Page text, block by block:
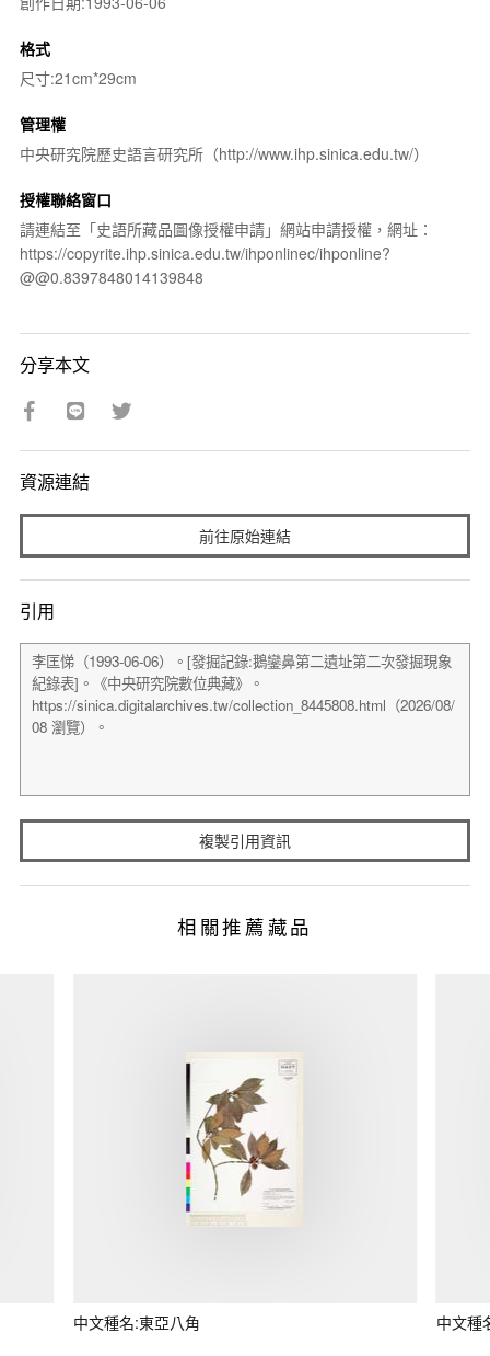
格式
尺寸:21cm*29cm
管理權
中央研究院歷史語言研究所（http://www.ihp.sinica.edu.tw/）
授權聯絡窗口
請連結至「史語所藏品圖像授權申請」網站申請授權，網址：
https://copyrite.ihp.sinica.edu.tw/ihponlinec/ihponline?
@@0.8397848014139848
分享本文
資源連結
前往原始連結
引用
複製引用資訊
相關推薦藏品
中文種名:東亞八角 中文種